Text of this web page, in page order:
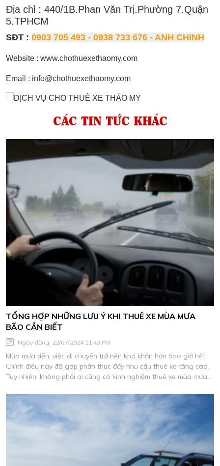
Địa chỉ : 440/1B.Phan Văn Trị.Phường 7.Quận
5.TPHCM
SĐT : 0903 705 493 - 0938 733 676 - ANH CHINH
Website : www.chothuexethaomy.com
Email : info@chothuexethaomy.com
CÁC TIN TỨC KHÁC
TỔNG HỢP NHỮNG LƯU Ý KHI THUÊ XE MÙA MƯA
BÃO CẦN BIẾT
Ngày đăng: 22/07/2024 11:43 PM
Mùa mưa đến, việc di chuyển trở nên khó khăn hơn bao giờ hết.
Chính điều này đã góp phần thúc đẩy nhu cầu thuê xe tăng cao.
Tuy nhiên, không phải ai cũng có kinh nghiệm thuê xe mùa mưa
sẽ chia sẻ chi tiết giúp mọi người tham khảo và hiểu rõ hơn về
vấn đề này.